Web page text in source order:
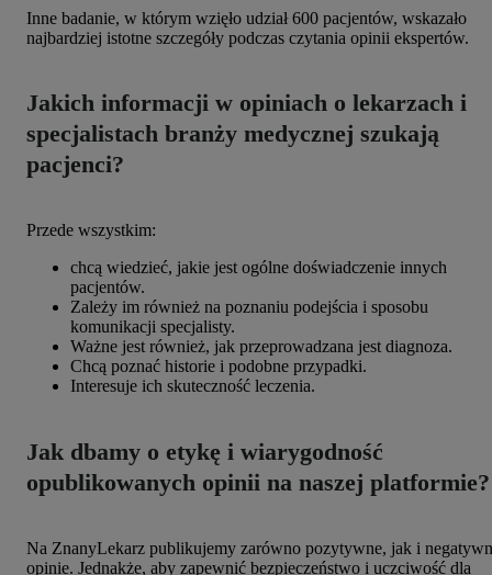
Inne badanie, w którym wzięło udział 600 pacjentów, wskazało
najbardziej istotne szczegóły podczas czytania opinii ekspertów.
Jakich informacji w opiniach o lekarzach i
specjalistach branży medycznej szukają
pacjenci?
Przede wszystkim:
chcą wiedzieć, jakie jest ogólne doświadczenie innych
pacjentów.
Zależy im również na poznaniu podejścia i sposobu
komunikacji specjalisty.
Ważne jest również, jak przeprowadzana jest diagnoza.
Chcą poznać historie i podobne przypadki.
Interesuje ich skuteczność leczenia.
Jak dbamy o etykę i wiarygodność
opublikowanych opinii na naszej platformie?
Na ZnanyLekarz publikujemy zarówno pozytywne, jak i
opinie. Jednakże, aby zapewnić bezpieczeństwo i uczciwość dla